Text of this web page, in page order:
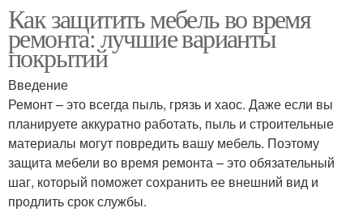
Как защитить мебель во время
ремонта: лучшие варианты
покрытий
Введение
Ремонт – это всегда пыль, грязь и хаос. Даже если вы
планируете аккуратно работать, пыль и строительные
материалы могут повредить вашу мебель. Поэтому
защита мебели во время ремонта – это обязательный
шаг, который поможет сохранить ее внешний вид и
продлить срок службы.